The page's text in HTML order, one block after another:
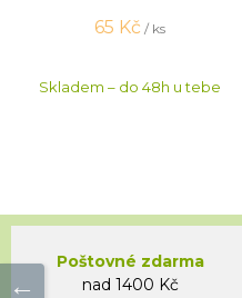
65 Kč / ks
Skladem – do 48h u tebe
Poštovné zdarma
nad 1400 Kč